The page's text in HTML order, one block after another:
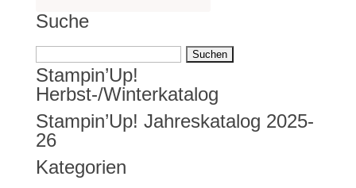
Suche
Suchen
nach:
Stampin’Up!
Herbst-/Winterkatalog
Stampin’Up! Jahreskatalog 2025-
26
Kategorien